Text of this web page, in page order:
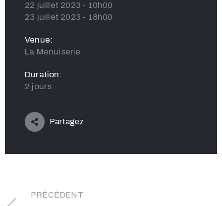
22 juillet 2023 - 10h00
23 juillet 2023 - 18h00
Venue:
La Menuiserie
Duration:
2 jours
Partagez
PRÉCÉDENT